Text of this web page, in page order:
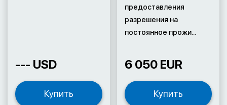
--- USD
Купить
предоставления
разрешения на
постоянное прожи...
6 050 EUR
Купить